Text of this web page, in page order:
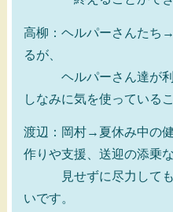
高柳：ヘルパーさんたち
るが、
ヘルパーさん達が利
しなみに気を使っている
渡辺：岡村→夏休み中の
作りや支援、送迎の添乗
見せずに尽力しても
いです。